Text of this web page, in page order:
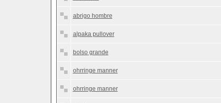
abrigo hombre
alpaka pullover
bolso grande
ohrringe manner
ohrringe manner